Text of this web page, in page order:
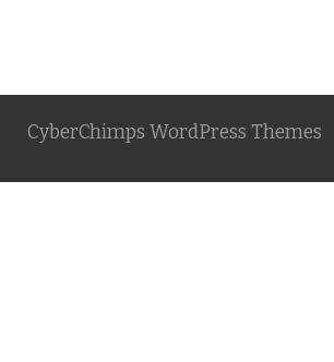
CyberChimps WordPress Themes